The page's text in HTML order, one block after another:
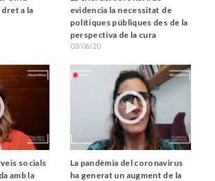
a la
evidencia la necessitat de
polítiques públiques des de la
perspectiva de la cura
03/06/20
socials
amb la
La pandèmia del coronavirus
ha generat un augment de la